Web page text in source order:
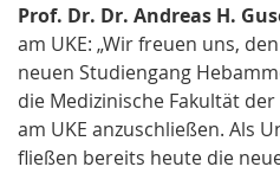
Prof. Dr. Dr. Andreas H.
am UKE: „Wir freuen uns,
neuen Studiengang
die Medizinische Fakultät
am UKE anzuschließen. Als
fließen bereits heute die